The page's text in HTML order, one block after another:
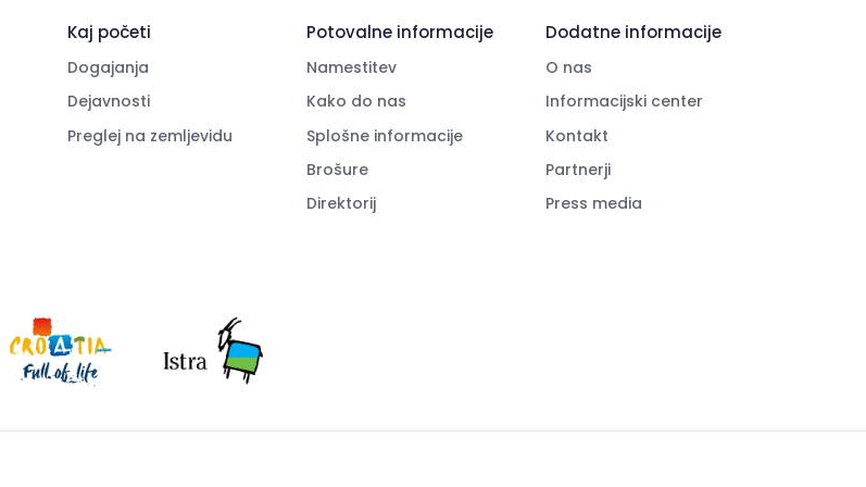
Kaj početi
Dogajanja
Dejavnosti
Preglej na zemljevidu
Potovalne informacije
Namestitev
Kako do nas
Splošne informacije
Brošure
Direktorij
Dodatne informacije
O nas
Informacijski center
Kontakt
Partnerji
Press media